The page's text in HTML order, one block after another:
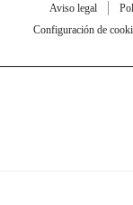
Aviso legal
Configuración de